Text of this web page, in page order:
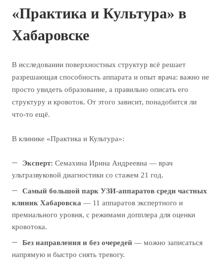
«Практика и Культура» в
Хабаровске
В исследовании поверхностных структур всё решает
разрешающая способность аппарата и опыт врача: важно не
просто увидеть образование, а правильно описать его
структуру и кровоток. От этого зависит, понадобится ли
что-то ещё.
В клинике «Практика и Культура»:
Эксперт: Семахина Ирина Андреевна — врач
ультразвуковой диагностики со стажем 21 год.
Самый большой парк УЗИ-аппаратов среди частных
клиник Хабаровска — 11 аппаратов экспертного и
премиального уровня, с режимами допплера для оценки
кровотока.
Без направления и без очередей — можно записаться
напрямую и быстро снять тревогу.